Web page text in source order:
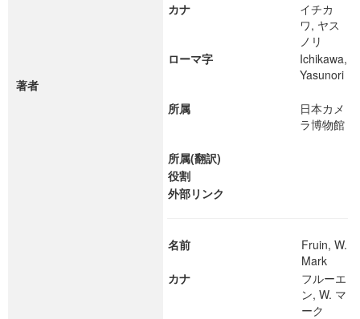
著者
カナ
イチカ
ワ, ヤス
ノリ
ローマ字
Ichikawa,
Yasunori
所属
日本カメ
ラ博物館
所属(翻訳)
役割
外部リンク
名前
Fruin, W.
Mark
カナ
フルーエ
ン, W. マ
ーク